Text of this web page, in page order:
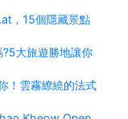
，15個隱藏景點
?5大旅遊勝地讓你
！雲霧繚繞的法式